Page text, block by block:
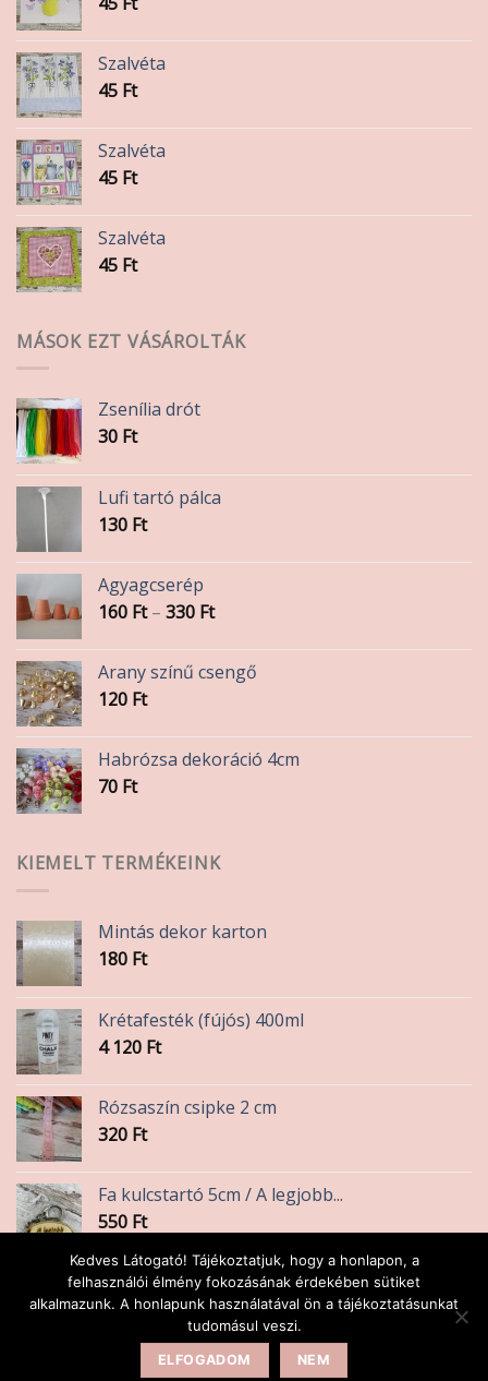
Szalvéta
45 Ft
Szalvéta
45 Ft
Szalvéta
45 Ft
MÁSOK EZT VÁSÁROLTÁK
Zsenília drót
30 Ft
Lufi tartó pálca
130 Ft
Agyagcserép
160 Ft – 330 FtÁrtartomány:
-
330 Ft
Arany színű csengő
120 Ft
Habrózsa dekoráció 4cm
70 Ft
KIEMELT TERMÉKEINK
Mintás dekor karton
180 Ft
Krétafesték (fújós) 400ml
4 120 Ft
Rózsaszín csipke 2 cm
320 Ft
Fa kulcstartó 5cm / A legjobb...
550 Ft
Szalvéta bicajos
45Ft
Kedves Látogató! Tájékoztatjuk, hogy a honlapon, a
felhasználói élmény fokozásának érdekében sütiket
alkalmazunk. A honlapunk használatával ön a tájékoztatásunkat
tudomásul veszi.
ELFOGADOM NEM